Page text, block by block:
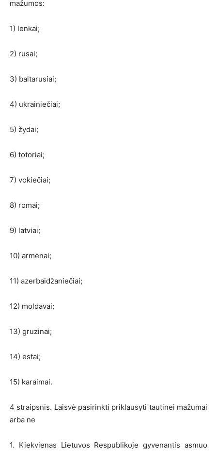
mažumos:
1) lenkai;
2) rusai;
3) baltarusiai;
4) ukrainiečiai;
5) žydai;
6) totoriai;
7) vokiečiai;
8) romai;
9) latviai;
10) armėnai;
11) azerbaidžaniečiai;
12) moldavai;
13) gruzinai;
14) estai;
15) karaimai.
4 straipsnis. Laisvė pasirinkti priklausyti tautinei mažumai
arba ne
1. Kiekvienas Lietuvos Respublikoje gyvenantis asmuo